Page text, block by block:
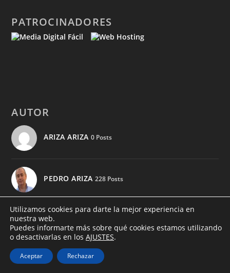
PATROCINADORES
AUTOR
ARIZA ARIZA 0 Posts
PEDRO ARIZA 228 Posts
Utilizamos cookies para darte la mejor experiencia en
nuestra web.
Puedes informarte más sobre qué cookies estamos utilizando
o desactivarlas en los AJUSTES.
Aceptar Rechazar